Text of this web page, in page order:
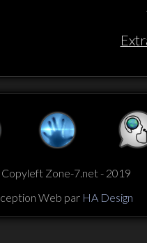
Zone-7.net - 2019
Web par HA Design